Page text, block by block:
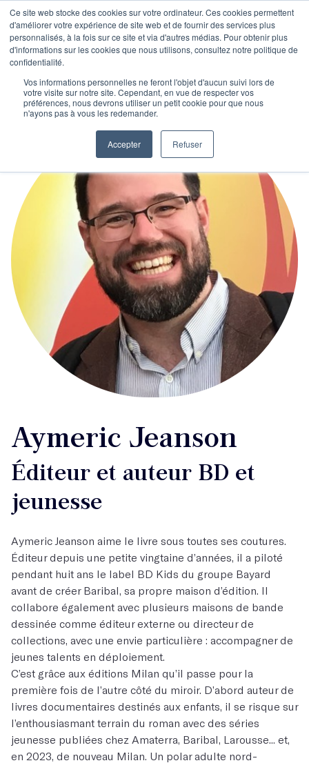
Ce site web stocke des cookies sur votre ordinateur. Ces cookies permettent
d'améliorer votre expérience de site web et de fournir des services plus
personnalisés, à la fois sur ce site et via d'autres médias. Pour obtenir plus
d'informations sur les cookies que nous utilisons, consultez notre politique de
confidentialité.
Vos informations personnelles ne feront l'objet d'aucun suivi lors de
votre visite sur notre site. Cependant, en vue de respecter vos
préférences, nous devrons utiliser un petit cookie pour que nous
n'ayons pas à vous les redemander.
Accepter Refuser
Aymeric Jeanson
Éditeur et auteur BD et
jeunesse
Aymeric Jeanson aime le livre sous toutes ses coutures.
Éditeur depuis une petite vingtaine d’années, il a piloté
pendant huit ans le label BD Kids du groupe Bayard
avant de créer Baribal, sa propre maison d’édition. Il
collabore également avec plusieurs maisons de bande
dessinée comme éditeur externe ou directeur de
collections, avec une envie particulière : accompagner de
jeunes talents en déploiement.
C’est grâce aux éditions Milan qu’il passe pour la
première fois de l’autre côté du miroir. D’abord auteur de
livres documentaires destinés aux enfants, il se risque sur
l’enthousiasmant terrain du roman avec des séries
jeunesse publiées chez Amaterra, Baribal, Larousse... et,
en 2023, de nouveau Milan. Un polar adulte nord-